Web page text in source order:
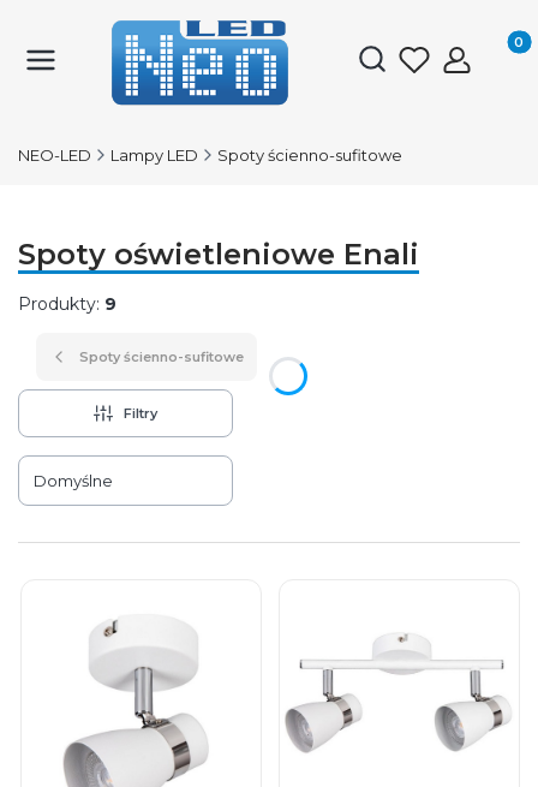
Otwórz
NEO-LED Lampy LED Spoty ścienno-sufitowe
Spoty oświetleniowe Enali
Produkty: 9
Spoty ścienno-sufitowe
Filtry
Lista produktów
Domyślne